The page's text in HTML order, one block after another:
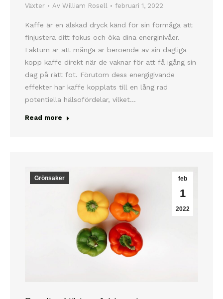
Växter Av William Rosell februari 1, 2022
Kaffe är en älskad dryck känd för sin förmåga att
finjustera ditt fokus och öka dina energinivåer.
Faktum är att många är beroende av sin dagliga
kopp kaffe direkt när de vaknar för att få igång sin
dag på rätt fot. Förutom dess energigivande
effekter har kaffe kopplats till en lång rad
potentiella hälsofördelar, vilket…
Read more
feb
1
2022
Grönsaker